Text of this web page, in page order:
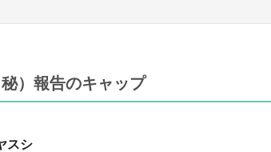
）報告のキャップ
スシ